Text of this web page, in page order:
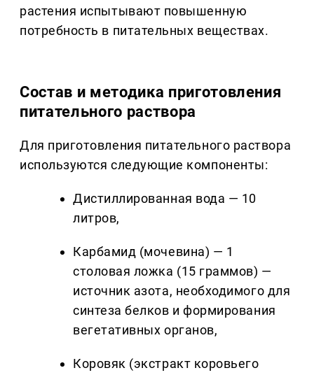
растения испытывают повышенную
потребность в питательных веществах.
Состав и методика приготовления
питательного раствора
Для приготовления питательного раствора
используются следующие компоненты:
Дистиллированная вода — 10
литров,
Карбамид (мочевина) — 1
столовая ложка (15 граммов) —
источник азота, необходимого для
синтеза белков и формирования
вегетативных органов,
Коровяк (экстракт коровьего